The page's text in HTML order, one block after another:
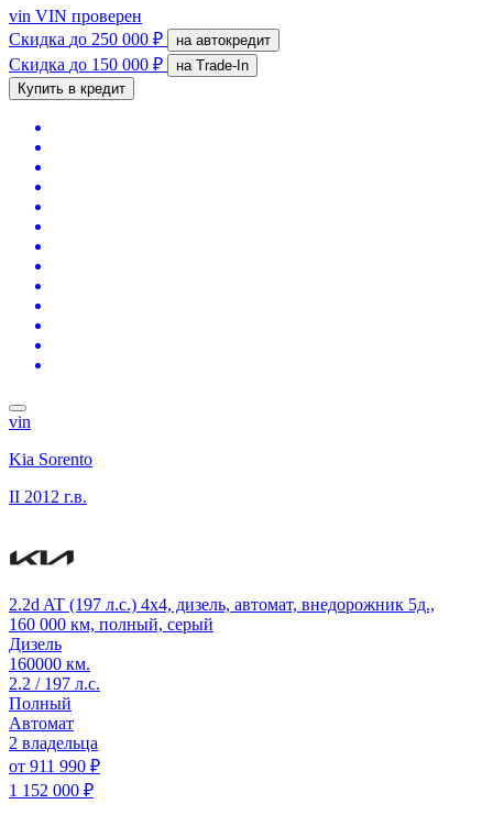
vin VIN проверен
Скидка до 250 000 ₽ на автокредит
Скидка до 150 000 ₽
на Trade-In
Купить в кредит
vin
Kia Sorento
II 2012 г.в.
2.2d AT (197 л.с.) 4x4, дизель, автомат, внедорожник 5д.,
160 000 км, полный, серый
Дизель
160000 км.
2.2 / 197 л.с.
Полный
Автомат
2 владельца
от 911 990 ₽
1 152 000 ₽